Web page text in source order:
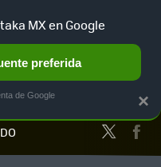
Twitter
×
MX en Google
preferida
de Google